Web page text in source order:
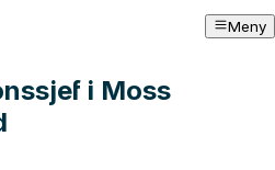
Meny
i Moss